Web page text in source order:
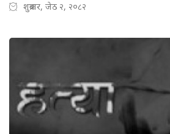
शुक्रबार, जेठ २, २०८२